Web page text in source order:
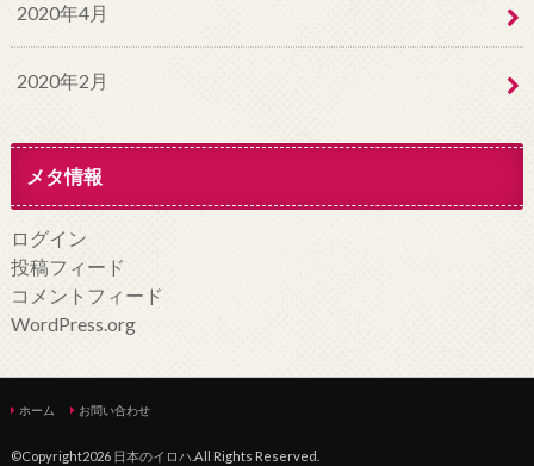
2020年4月
2020年2月
メタ情報
ログイン
投稿フィード
コメントフィード
WordPress.org
ホーム お問い合わせ
©Copyright2026 日本のイロハ .All Rights Reserved.